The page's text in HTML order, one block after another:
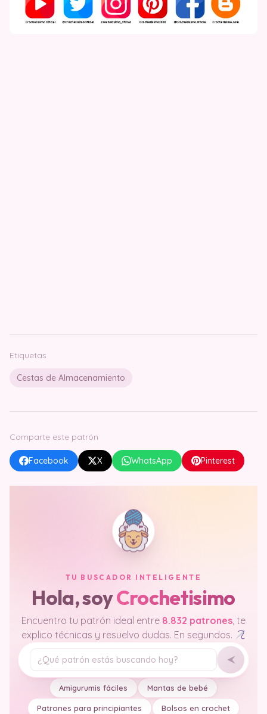
Etiquetas
Cestas de Almacenamiento
Comparte este patrón
Facebook X WhatsApp Pinterest
TU BUSCADOR INTELIGENTE
Hola, soyCrochetisimo
Encuentro tu patrón ideal entre 8.832 patrones , te
explico técnicas y resuelvo dudas. En segundos.
Tu pregunta
Amigurumis fáciles Mantas de bebé
Patrones para principiantes Bolsos en crochet